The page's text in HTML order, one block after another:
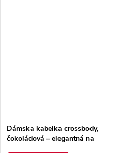
Dámska kabelka crossbody,
čokoládová – elegantná na